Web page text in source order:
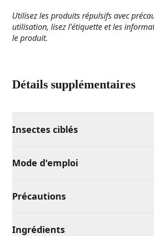
Utilisez les produits répulsifs avec
utilisation, lisez l'étiquette et les
le produit.
Détails supplémentaires
Insectes ciblés
Mode d'emploi
Précautions
Ingrédients